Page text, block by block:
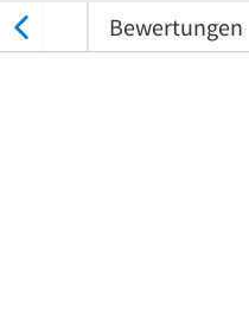
Bewertungen